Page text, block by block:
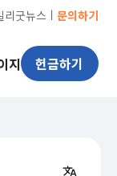
리굿뉴스 ㅣ 문의하기
지 헌금하기